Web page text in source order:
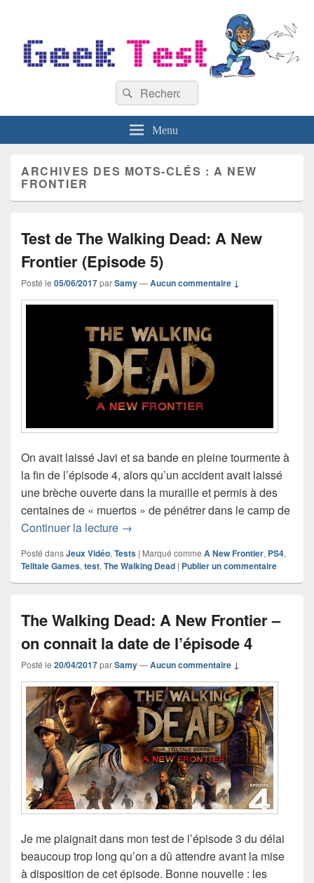
Recherche :
Rechercher
Menu
ARCHIVES DES MOTS-CLÉS :A NEW
FRONTIER
Test de The Walking Dead: A New
Frontier (Episode 5)
Posté le 05/06/2017parSamy—Aucun commentaire ↓
On avait laissé Javi et sa bande en pleine tourmente à
la fin de l’épisode 4, alors qu’un accident avait laissé
une brèche ouverte dans la muraille et permis à des
centaines de « muertos » de pénétrer dans le camp de
Continuer la lecture Test de The Walking Dead: A New
→
Posté dansJeux Vidéo, Tests | Marqué comme A New Frontier, PS4,
Telltale Games, test, The Walking Dead | Publier un commentaire
The Walking Dead: A New Frontier –
on connait la date de l’épisode 4
Posté le 20/04/2017parSamy—Aucun commentaire ↓
Je me plaignait dans mon test de l’épisode 3 du délai
beaucoup trop long qu’on a dû attendre avant la mise
à disposition de cet épisode. Bonne nouvelle : les